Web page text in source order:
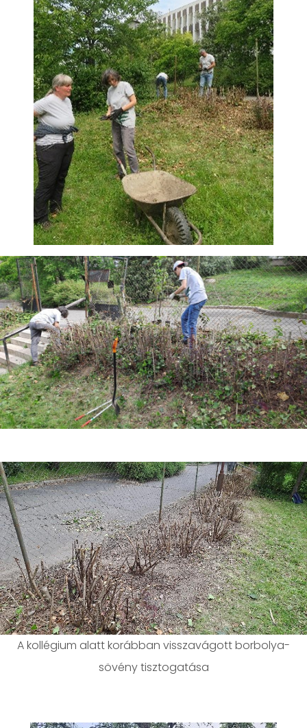
A kollégium alatt korábban visszavágott borbolya-
sövény tisztogatása